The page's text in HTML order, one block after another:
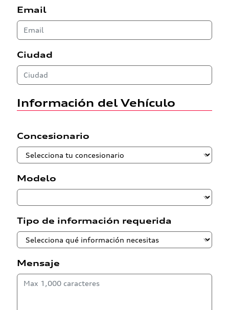
Email
Ciudad
Información del Vehículo
Concesionario
Modelo
Tipo de información requerida
Mensaje